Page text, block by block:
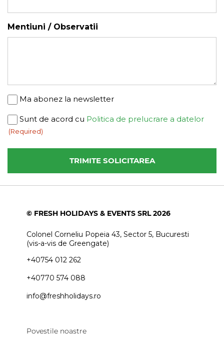
Mentiuni / Observatii
Newsletter
Ma abonez la newsletter
Consent
(Required)
Sunt de acord cu Politica de prelucrare a datelor
(Required)
© FRESH HOLIDAYS & EVENTS SRL 2026
Colonel Corneliu Popeia 43, Sector 5, Bucuresti
(vis-a-vis de Greengate)
+40754 012 262
+40770 574 088
info@freshholidays.ro
Povestile noastre